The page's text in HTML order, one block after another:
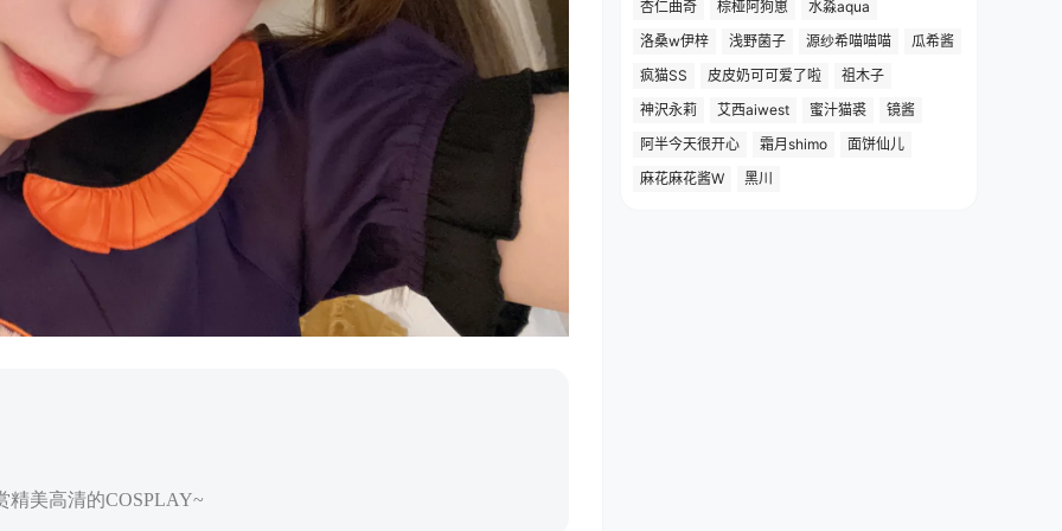
精美高清的COSPLAY~
杏仁曲奇 棕桠阿狗崽
水淼aqua
洛桑w伊梓
浅野菌子 源纱希喵喵喵
瓜希酱
疯猫SS
皮皮奶可可爱了啦
祖木子
神沢永莉
艾西aiwest 蜜汁猫裘
镜酱
阿半今天很开心
霜月shimo
面饼仙儿
麻花麻花酱W
黑川